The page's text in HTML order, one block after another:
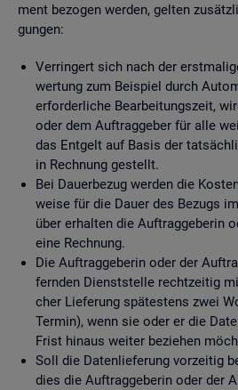
ment be­zo­gen wer­den, gel­ten
gun­gen:
Ver­rin­gert sich nach der
wer­tung zum Bei­spiel durch
er­for­der­li­che Be­ar­bei­tungs­zeit,
oder dem Auf­trag­ge­ber für alle
das Ent­gelt auf Basis der
in Rech­nung ge­stellt.
Bei Dau­er­be­zug wer­den die
wei­se für die Dauer des Be­zugs
über er­hal­ten die Auf­trag­ge­be­rin
eine Rech­nung.
Die Auf­trag­ge­be­rin oder der
fern­den Dienst­stel­le recht­zei­tig
cher Lie­fe­rung spä­tes­tens zwei
Ter­min), wenn sie oder er die
Frist hin­aus wei­ter be­zie­hen
Soll die Da­ten­lie­fe­rung vor­zei­tig
dies die Auf­trag­ge­be­rin oder der